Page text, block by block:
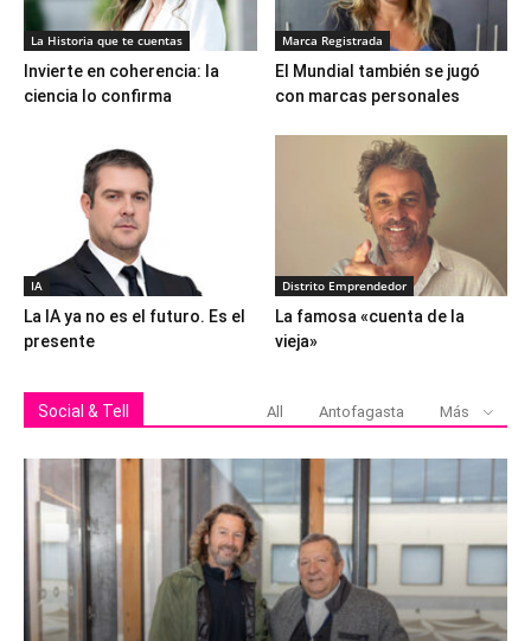
La Historia que te cuentas
Invierte en coherencia: la
ciencia lo confirma
Marca Registrada
El Mundial también se jugó
con marcas personales
IA
La IA ya no es el futuro. Es el
presente
Distrito Emprendedor
La famosa «cuenta de la
vieja»
Social & Tell All Antofagasta Más